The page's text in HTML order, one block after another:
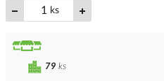
ks
79 ks